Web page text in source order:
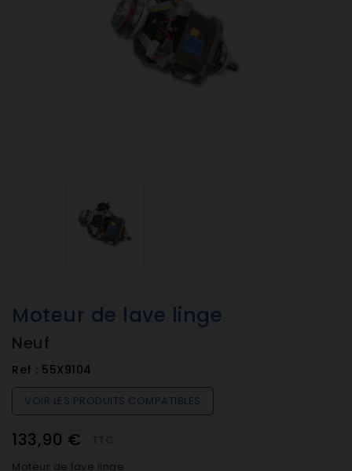
Moteur de lave linge
Neuf
Ref : 55X9104
VOIR LES PRODUITS COMPATIBLES
133,90 €
Moteur de lave linge